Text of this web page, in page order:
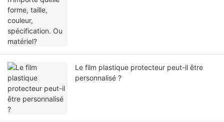
Le film plastique protecteur peut-il être
personnalisé ?